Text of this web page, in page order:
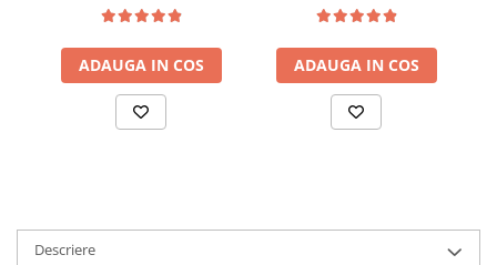
Distributie Comutatie si Protectie
Contoare si Relee Electrice
Sigurante Automate
Sigurante Fuzibile
Descarcatoare de Supratensiune
ADAUGA IN COS ADAUGA IN COS
Descriere